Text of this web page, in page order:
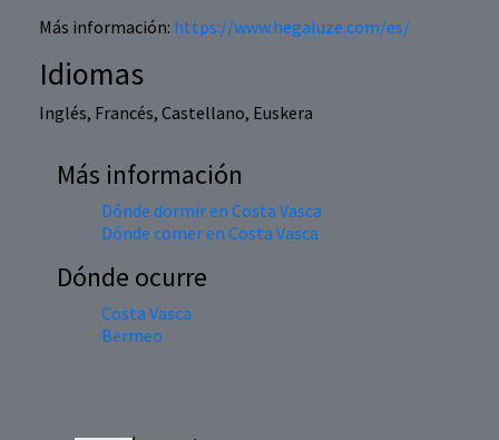
Más información: https://www.hegaluze.com/es/
Idiomas
Inglés, Francés, Castellano, Euskera
Más información
Dónde dormir en Costa Vasca
Dónde comer en Costa Vasca
Dónde ocurre
Costa Vasca
Bermeo